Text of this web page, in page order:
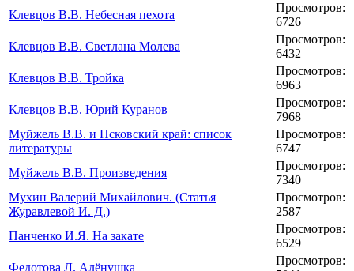
Клевцов В.В. Небесная пехота
Просмотров:
6726
Клевцов В.В. Светлана Молева
Просмотров:
6432
Клевцов В.В. Тройка
Просмотров:
6963
Клевцов В.В. Юрий Куранов
Просмотров:
7968
Муйжель В.В. и Псковский край: список
литературы
Просмотров:
6747
Муйжель В.В. Произведения
Просмотров:
7340
Мухин Валерий Михайлович. (Статья
Журавлевой И. Д.)
Просмотров:
2587
Панченко И.Я. На закате
Просмотров:
6529
Федотова Л. Алёнушка
Просмотров: